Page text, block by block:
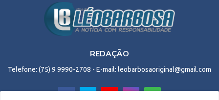
REDAÇÃO
Telefone: (75) 9 9990-2708 - E-mail: leobarbosaoriginal@gmail.com